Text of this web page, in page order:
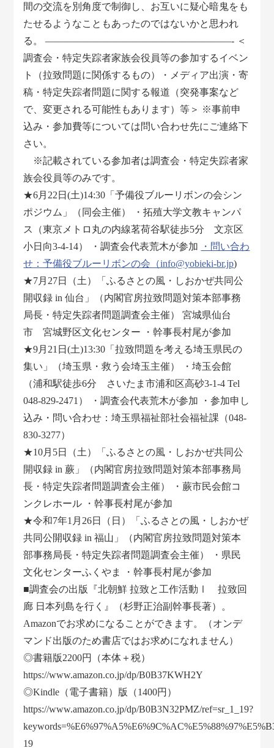
間の交流を別角度で制御し、お互いに疑心暗鬼をも
たせるようなこともあったのではないかと思われ
る。 ―――――――――――――――――――- ＜
調査会・特定失踪者家族会役員等の参加するイベン
ト（拉致問題に関係するもの）・メディア出演・寄
稿・特定失踪者問題に関する報道（突発事案など
で、変更される可能性もあります）等＞ ※事前申
込み・参加費等については問い合わせ先にご連絡下
さい。
※記載されている参加者は調査会・特定失踪者家
族会役員等のみです。
★6月22日(土)14:30「予備役ブルーリボンの会シン
ポジウム」（同会主催） ・拓殖大学文教キャンパ
ス（東京メトロ丸の内線茗荷谷駅徒歩5分 文京区
小日向3-4-14） ・調査会代表荒木が参加
・問い合わ
せ：予備役ブルーリボンの会（info@yobieki-br.jp)
★7月27日（土）「ふるさとの風・しおかぜ共同公
開収録 in 仙台」（内閣官房拉致問題対策本部事務
局長・特定失踪者問題調査会主催） 宮城県仙台
市 宮城野区文化センター ・幹事長村尾が参加
★9月21日(土)13:30「拉致問題を考える埼玉県民の
集い」（埼玉県・救う会埼玉主催） ・埼玉会館
（浦和駅徒歩6分 さいたま市浦和区高砂3-1-4 Tel
048-829-2471） ・調査会代表荒木が参加 ・参加申し
込み・問い合わせ：埼玉県福祉部社会福祉課（048-
830-3277）
★10月5日（土）「ふるさとの風・しおかぜ共同公
開収録 in 蕨」（内閣官房拉致問題対策本部事務局
長・特定失踪者問題調査会主催） ・蕨市民会館コ
ンクレホール ・幹事長村尾が参加
★令和7年1月26日（日）「ふるさとの風・しおかぜ
共同公開収録 in 福山」（内閣官房拉致問題対策本
部事務局長・特定失踪者問題調査会主催） ・県民
文化センターふくやま ・幹事長村尾が参加
■調査会の出版『北朝鮮 拉致と工作活動Ⅰ 拉致回
廊 日本列島を行く』（杉野正治副幹事長著）。
Amazonでお求めになることができます。（オンデ
マンド出版のため書店ではお求めになれません）
◎書籍版2200円（本体＋税）
https://www.amazon.co.jp/dp/B0B37KWH2Y
◎Kindle（電子書籍）版（1400円）
https://www.amazon.co.jp/dp/B0B3N32PMZ/ref=sr_1_19?
19